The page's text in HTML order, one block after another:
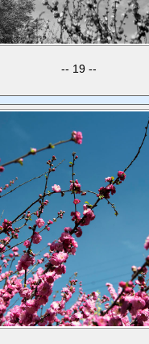
19